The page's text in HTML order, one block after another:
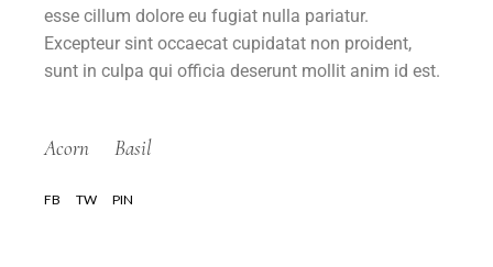
esse cillum dolore eu fugiat nulla pariatur.
Excepteur sint occaecat cupidatat non proident,
sunt in culpa qui officia deserunt mollit anim id est.
Acorn Basil
FB TW PIN